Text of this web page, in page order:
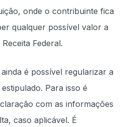
onde o contribuinte fica
qualquer possível valor a
Federal.
é possível regularizar a
Para isso é
com as informações
caso aplicável. É